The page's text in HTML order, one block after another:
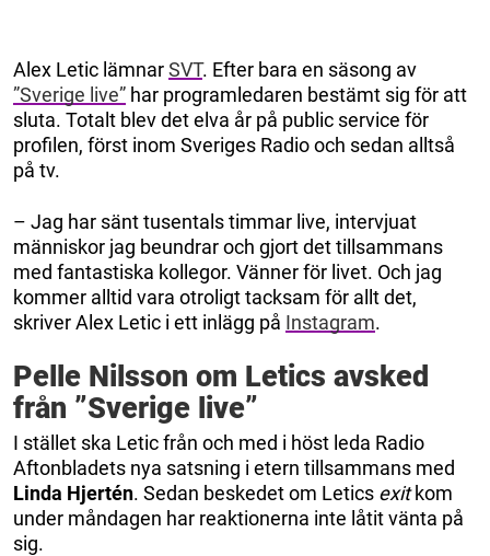
Alex Letic lämnarSVT. Efter bara en säsong av
”Sverige live” har programledaren bestämt sig för att
sluta. Totalt blev det elva år på public service för
profilen, först inom Sveriges Radio och sedan alltså
på tv.
– Jag har sänt tusentals timmar live, intervjuat
människor jag beundrar och gjort det tillsammans
med fantastiska kollegor. Vänner för livet. Och jag
kommer alltid vara otroligt tacksam för allt det,
skriver Alex Letic i ett inlägg på Instagram.
Pelle Nilsson om Letics avsked
från ”Sverige live”
I stället ska Letic från och med i höst leda Radio
Aftonbladets nya satsning i etern tillsammans med
Linda Hjertén. Sedan beskedet om Letics exitkom
under måndagen har reaktionerna inte låtit vänta på
sig.